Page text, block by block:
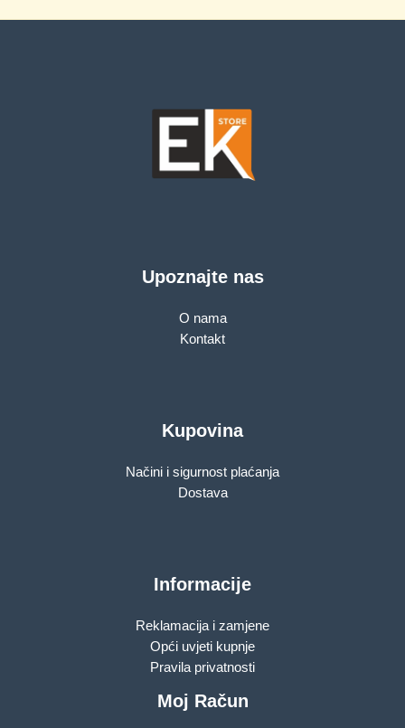
Upoznajte nas
O nama
Kontakt
Kupovina
Načini i sigurnost plaćanja
Dostava
Informacije
Reklamacija i zamjene
Opći uvjeti kupnje
Pravila privatnosti
Moj Račun